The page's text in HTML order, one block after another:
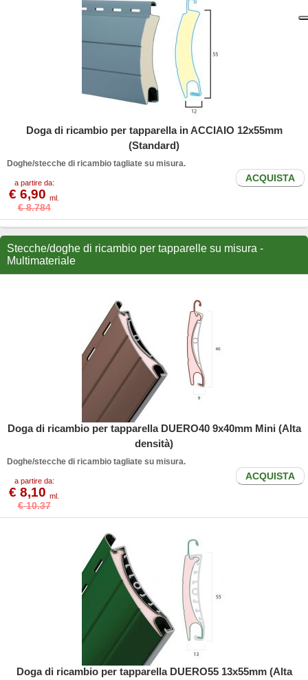
Doga di ricambio per tapparella in ACCIAIO 12x55mm
(Standard)
Doghe/stecche di ricambio tagliate su misura.
a partire da:
€ 6,90 ml.
€ 8.784
ACQUISTA
Stecche/doghe di ricambio per tapparelle su misura -
Multimateriale
Doga di ricambio per tapparella DUERO40 9x40mm Mini (Alta
densità)
Doghe/stecche di ricambio tagliate su misura.
a partire da:
€ 8,10 ml.
€ 10.37
ACQUISTA
Doga di ricambio per tapparella DUERO55 13x55mm (Alta